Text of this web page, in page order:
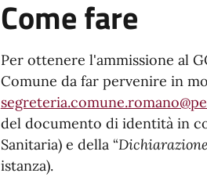
Come fare
Per ottenere l'ammissione al
Comune da far pervenire in
del documento di identità in
Sanitaria) e della “
istanza).